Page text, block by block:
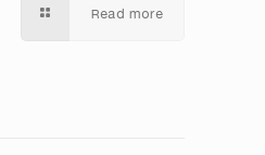
Read more